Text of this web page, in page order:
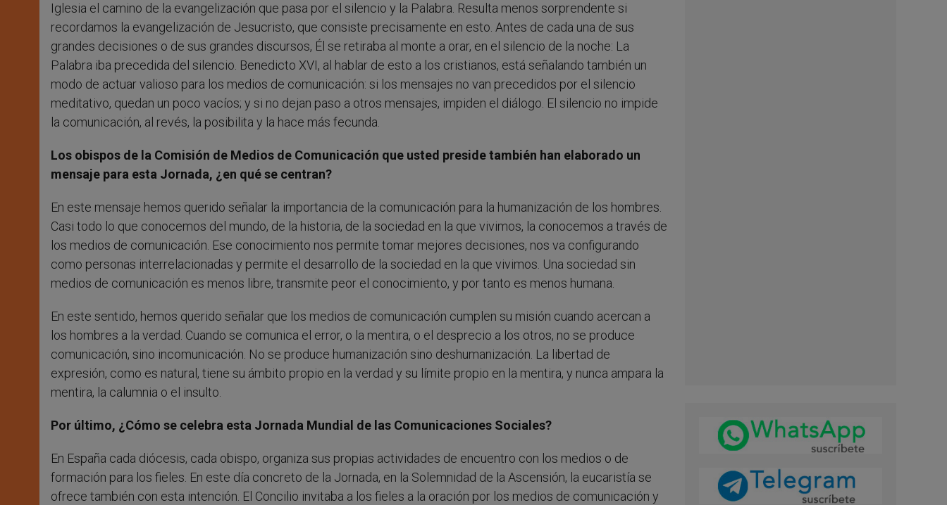
Iglesia el camino de la evangelización que pasa por el silencio y la Palabra. Resulta menos sorprendente si
recordamos la evangelización de Jesucristo, que consiste precisamente en esto. Antes de cada una de sus
grandes decisiones o de sus grandes discursos, Él se retiraba al monte a orar, en el silencio de la noche: La
Palabra iba precedida del silencio. Benedicto XVI, al hablar de esto a los cristianos, está señalando también un
modo de actuar valioso para los medios de comunicación: si los mensajes no van precedidos por el silencio
meditativo, quedan un poco vacíos; y si no dejan paso a otros mensajes, impiden el diálogo. El silencio no impide
la comunicación, al revés, la posibilita y la hace más fecunda.
Los obispos de la Comisión de Medios de Comunicación que usted preside también han elaborado un
mensaje para esta Jornada, ¿en qué se centran?
En este mensaje hemos querido señalar la importancia de la comunicación para la humanización de los hombres.
Casi todo lo que conocemos del mundo, de la historia, de la sociedad en la que vivimos, la conocemos a través de
los medios de comunicación. Ese conocimiento nos permite tomar mejores decisiones, nos va configurando
como personas interrelacionadas y permite el desarrollo de la sociedad en la que vivimos. Una sociedad sin
medios de comunicación es menos libre, transmite peor el conocimiento, y por tanto es menos humana.
En este sentido, hemos querido señalar que los medios de comunicación cumplen su misión cuando acercan a
los hombres a la verdad. Cuando se comunica el error, o la mentira, o el desprecio a los otros, no se produce
comunicación, sino incomunicación. No se produce humanización sino deshumanización. La libertad de
expresión, como es natural, tiene su ámbito propio en la verdad y su límite propio en la mentira, y nunca ampara la
mentira, la calumnia o el insulto.
Por último, ¿Cómo se celebra esta Jornada Mundial de las Comunicaciones Sociales?
En España cada diócesis, cada obispo, organiza sus propias actividades de encuentro con los medios o de
formación para los fieles. En este día concreto de la Jornada, en la Solemnidad de la Ascensión, la eucaristía se
ofrece también con esta intención. El Concilio invitaba a los fieles a la oración por los medios de comunicación y